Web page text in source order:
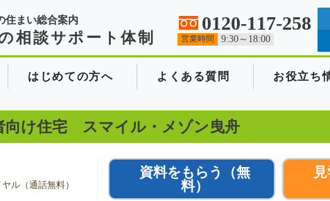
住まい総合案内
相談サポート体制
0120-117-258
営業時間 9:30～18:00
はじめての方へ よくある質問 お役立ち
向け住宅 スマイル・メゾン曳舟
ル（通話無料）
資料をもらう
（無
料）